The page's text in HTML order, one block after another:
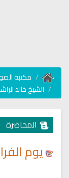
مكتبة
الشيخ خالد
المحاضرة
يوم